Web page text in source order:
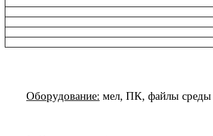
Оборудование: мел, ПК, файлы среды